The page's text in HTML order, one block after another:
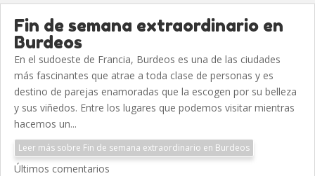
Fin de semana extraordinario en
Burdeos
En el sudoeste de Francia, Burdeos es una de las ciudades
más fascinantes que atrae a toda clase de personas y es
destino de parejas enamoradas que la escogen por su belleza
y sus viñedos. Entre los lugares que podemos visitar mientras
hacemos un...
Leer más sobre Fin de semana extraordinario en Burdeos
Últimos comentarios